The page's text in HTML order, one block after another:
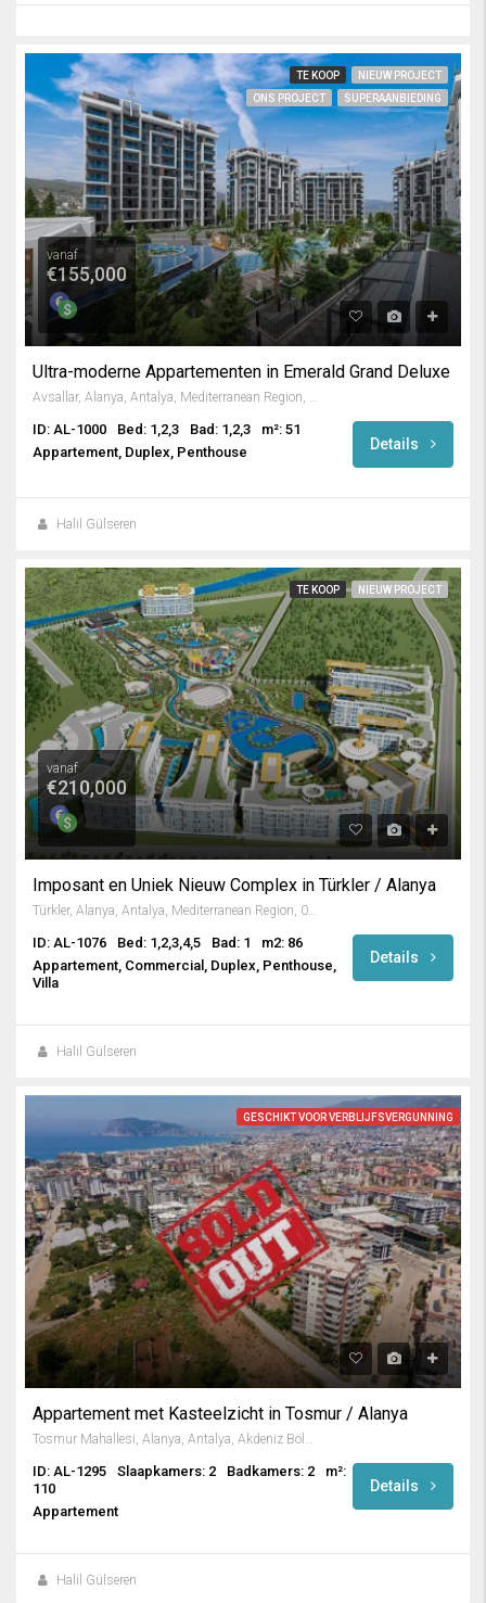
TE KOOP
NIEUW PROJECT
ONS PROJECT
SUPERAANBIEDING
vanaf
€155,000
Ultra-moderne Appartementen in Emerald Grand Deluxe
ID: AL-1000 Bed: 1,2,3 Bad: 1,2,3
m²: 51
Appartement, Duplex, Penthouse
Details
Halil Gülseren
TE KOOP NIEUW PROJECT
vanaf
€210,000
Imposant en Uniek Nieuw Complex in Türkler / Alanya
Türkler, Alanya, Antalya, Mediterranean Region, 07410, Turkey
ID: AL-1076 Bed: 1,2,3,4,5 Bad: 1
m2: 86
Appartement, Commercial, Duplex, Penthouse,
Villa
Details
Halil Gülseren
GESCHIKT VOOR VERBLIJFSVERGUNNING
Appartement met Kasteelzicht in Tosmur / Alanya
ID: AL-1295 Slaapkamers: 2 Badkamers: 2
m²:
110
Appartement
Details
Halil Gülseren